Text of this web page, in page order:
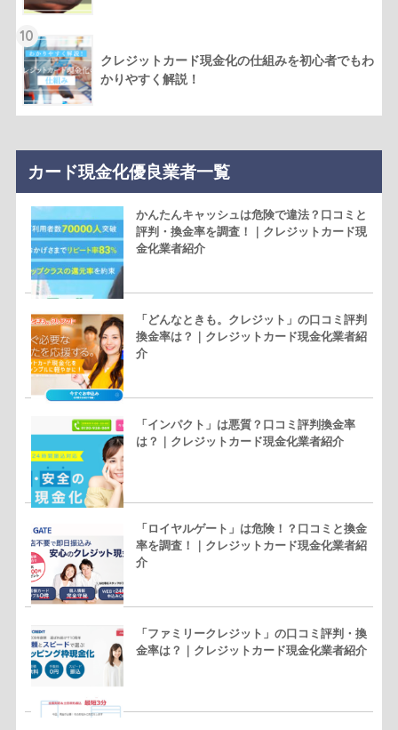
10
クレジットカード現金化の仕組みを初心者でもわ
かりやすく解説！
カード現金化優良業者一覧
かんたんキャッシュは危険で違法？口コミと
評判・換金率を調査！｜クレジットカード現
金化業者紹介
「どんなときも。クレジット」の口コミ評判
換金率は？｜クレジットカード現金化業者紹
介
「インパクト」は悪質？口コミ評判換金率
は？｜クレジットカード現金化業者紹介
「ロイヤルゲート」は危険！？口コミと換金
率を調査！｜クレジットカード現金化業者紹
介
「ファミリークレジット」の口コミ評判・換
金率は？｜クレジットカード現金化業者紹介